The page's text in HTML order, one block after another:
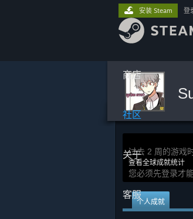
商店
社区
关于
客服
安装 Steam 登
过去 2 周的游戏
查看全球成就统计
您必须先登录才
个人成就